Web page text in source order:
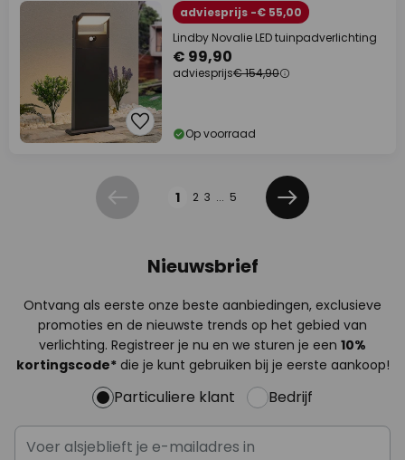
adviesprijs -€ 55,00
Lindby Novalie LED tuinpadverlichting
€ 99,90
adviesprijs€ 154,90
Op voorraad
Vorige 1 2 3 ... 5
Volgende
Nieuwsbrief
Ontvang als eerste onze beste aanbiedingen, exclusieve
promoties en de nieuwste trends op het gebied van
verlichting. Registreer je nu en we sturen je een 10%
kortingscode*die je kunt gebruiken bij je eerste aankoop!
Particuliere klant Bedrijf